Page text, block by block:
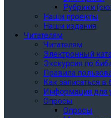
Рубрики
Наши проекты
Наши издания
Читателям
Читателям
Электронный
Экскурсия по
Правила
Как записаться в
Информация для
Опросы
Опросы